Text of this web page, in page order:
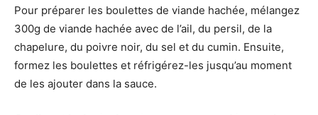
Pour préparer les boulettes de viande hachée, mélangez
300g de viande hachée avec de l’ail, du persil, de la
chapelure, du poivre noir, du sel et du cumin. Ensuite,
formez les boulettes et réfrigérez-les jusqu’au moment
de les ajouter dans la sauce.